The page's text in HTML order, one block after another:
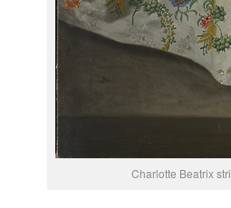
Charlotte Beatrix